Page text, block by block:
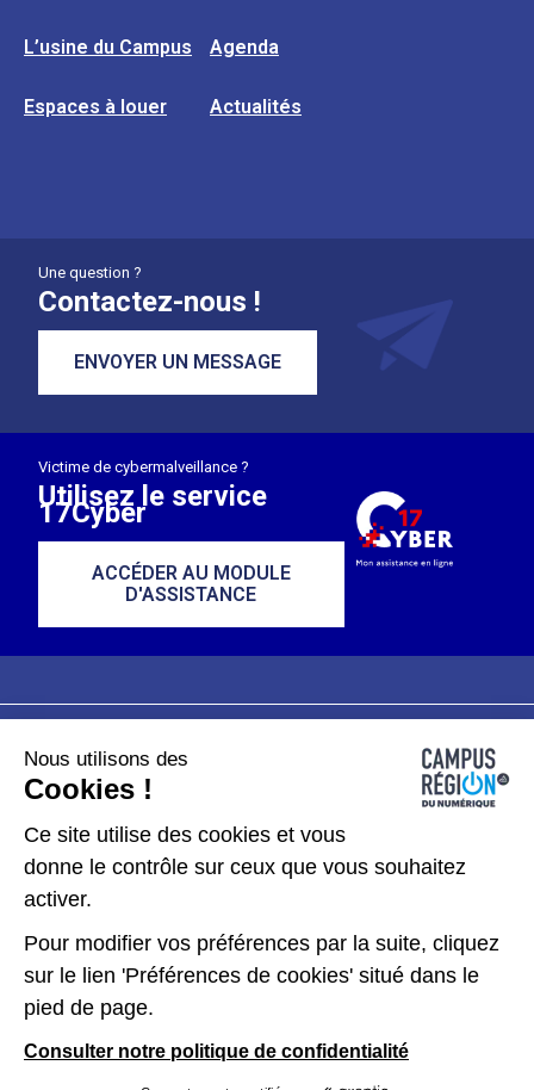
L’usine du Campus Agenda
Espaces à louer Actualités
Une question ?
Contactez-nous !
ENVOYER UN MESSAGE
Victime de cybermalveillance ?
Utilisez le service
17Cyber
ACCÉDER AU MODULE
D'ASSISTANCE
Plan du site
Données personnelles
Kit de communication
Accessibilité : partiellement conforme
Nous utilisons des
Cookies !
Ce site utilise des cookies et vous
donne le contrôle sur ceux que vous souhaitez
activer.
Pour modifier vos préférences par la suite, cliquez
sur le lien 'Préférences de cookies' situé dans le
pied de page.
Consulter notre politique de confidentialité